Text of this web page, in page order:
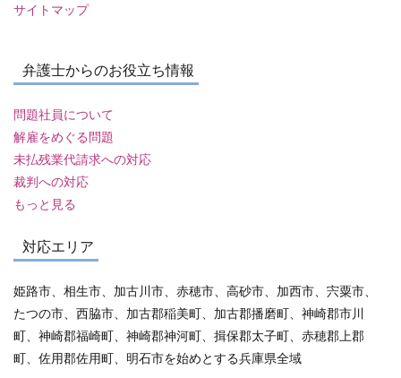
サイトマップ
弁護士からのお役立ち情報
問題社員について
解雇をめぐる問題
未払残業代請求への対応
裁判への対応
もっと見る
対応エリア
姫路市、相生市、加古川市、赤穂市、高砂市、加西市、宍粟市、
たつの市、西脇市、加古郡稲美町、加古郡播磨町、神崎郡市川
町、神崎郡福崎町、神崎郡神河町、揖保郡太子町、赤穂郡上郡
町、佐用郡佐用町、明石市を始めとする兵庫県全域